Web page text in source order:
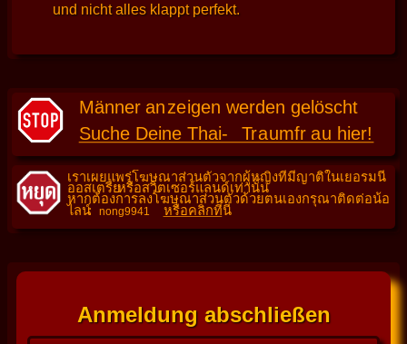
und nicht alles klappt perfekt.
Anmeldung abschließen